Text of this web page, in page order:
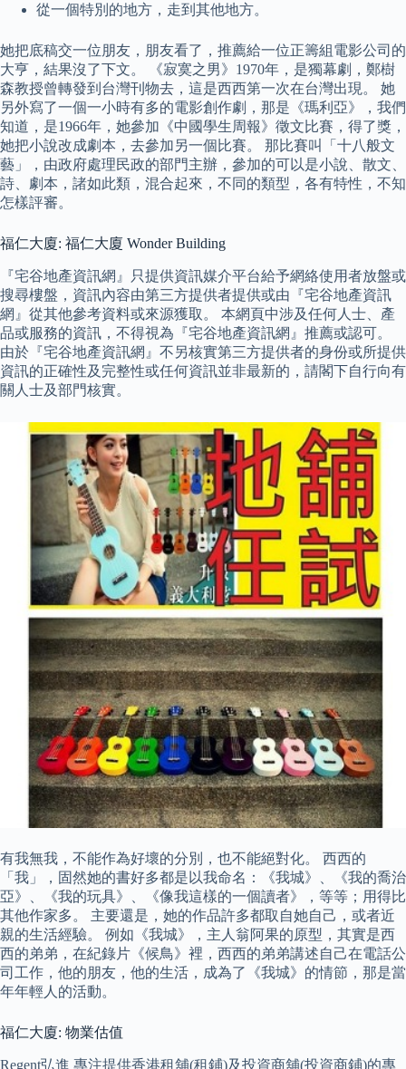
從一個特別的地方，走到其他地方。
她把底稿交一位朋友，朋友看了，推薦給一位正籌組電影公司的
大亨，結果沒了下文。 《寂寞之男》1970年，是獨幕劇，鄭樹
森教授曾轉發到台灣刊物去，這是西西第一次在台灣出現。 她
另外寫了一個一小時有多的電影創作劇，那是《瑪利亞》，我們
知道，是1966年，她參加《中國學生周報》徵文比賽，得了獎，
她把小說改成劇本，去參加另一個比賽。 那比賽叫「十八般文
藝」，由政府處理民政的部門主辦，參加的可以是小說、散文、
詩、劇本，諸如此類，混合起來，不同的類型，各有特性，不知
怎樣評審。
福仁大廈: 福仁大廈 Wonder Building
『宅谷地產資訊網』只提供資訊媒介平台給予網絡使用者放盤或
搜尋樓盤，資訊內容由第三方提供者提供或由『宅谷地產資訊
網』從其他參考資料或來源獲取。 本網頁中涉及任何人士、產
品或服務的資訊，不得視為『宅谷地產資訊網』推薦或認可。
由於『宅谷地產資訊網』不另核實第三方提供者的身份或所提供
資訊的正確性及完整性或任何資訊並非最新的，請閣下自行向有
關人士及部門核實。
有我無我，不能作為好壞的分別，也不能絕對化。 西西的
「我」，固然她的書好多都是以我命名：《我城》、《我的喬治
亞》、《我的玩具》、《像我這樣的一個讀者》，等等；用得比
其他作家多。 主要還是，她的作品許多都取自她自己，或者近
親的生活經驗。 例如《我城》，主人翁阿果的原型，其實是西
西的弟弟，在紀錄片《候鳥》裡，西西的弟弟講述自己在電話公
司工作，他的朋友，他的生活，成為了《我城》的情節，那是當
年年輕人的活動。
福仁大廈: 物業估值
Regent弘進 專注提供香港租舖(租鋪)及投資商舖(投資商鋪)的專